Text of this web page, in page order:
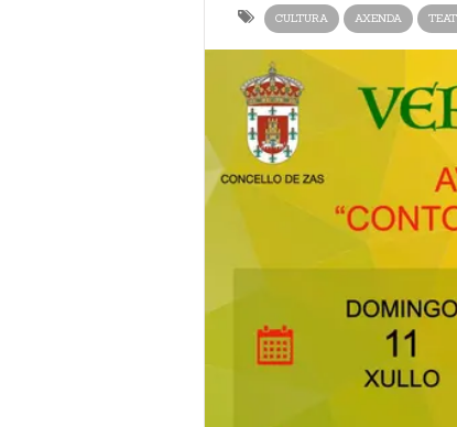
CULTURA AXENDA